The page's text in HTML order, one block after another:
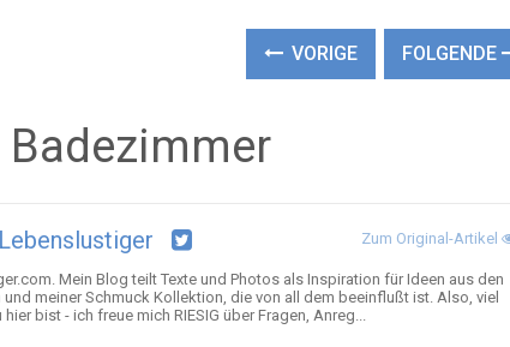
VORIGE FOLGENDE
Lebenslustiger Zum Original-Artikel
Mein Blog teilt Texte und Photos als Inspiration für Ideen aus den
und meiner Schmuck Kollektion, die von all dem beeinflußt ist. Also, viel
bist - ich freue mich RIESIG über Fragen, Anreg...